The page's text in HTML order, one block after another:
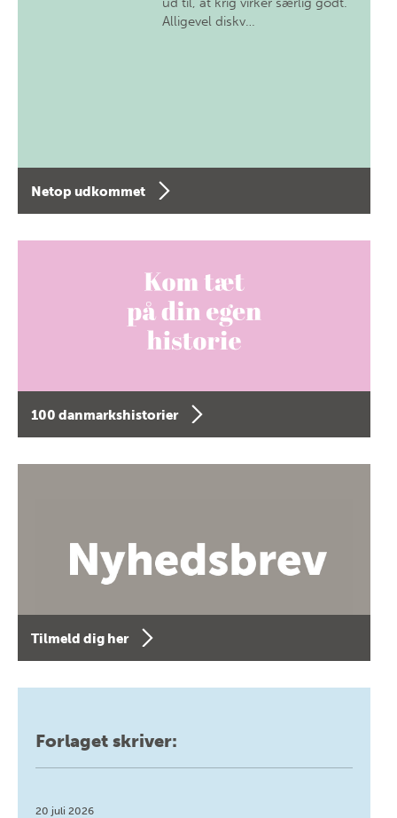
Alligevel diskv…
Netop udkommet
100 danmarkshistorier
Tilmeld dig her
Forlaget skriver:
20 juli 2026